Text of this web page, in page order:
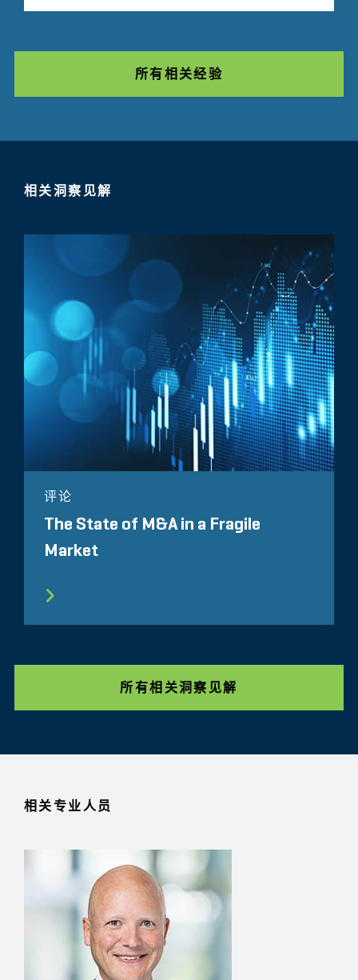
所有相关经验
相关洞察见解
评论
The State of M&A in a Fragile
Market
所有相关洞察见解
相关专业人员